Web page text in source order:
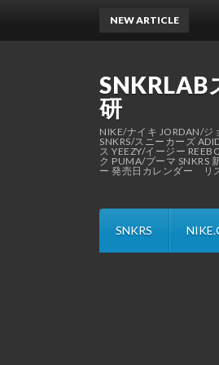
SNKRLAB
研
NIKE/ナイキ JORDAN/ジ
SNKRS/スニーカーズ
ス YEEZY/イージー
ク PUMA/プーマ SNKRS
ー 発売日カレンダー リ
SNKRS
NEW ARTICLE